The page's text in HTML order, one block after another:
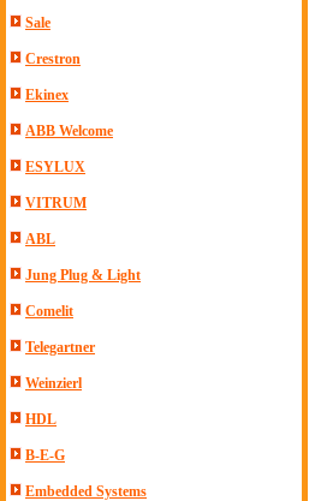
Sale
Crestron
Ekinex
ABB Welcome
ESYLUX
VITRUM
ABL
Jung Plug & Light
Comelit
Telegartner
Weinzierl
HDL
B-E-G
Embedded Systems